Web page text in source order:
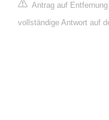
Antrag auf
vollständige Antwort auf